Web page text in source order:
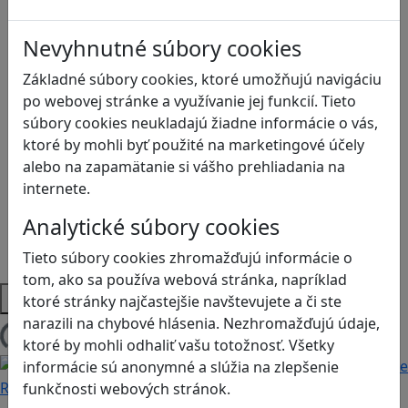
Nevyhnutné súbory cookies
Základné súbory cookies, ktoré umožňujú navigáciu
po webovej stránke a využívanie jej funkcií. Tieto
súbory cookies neukladajú žiadne informácie o vás,
ktoré by mohli byť použité na marketingové účely
alebo na zapamätanie si vášho prehliadania na
internete.
Analytické súbory cookies
Tieto súbory cookies zhromažďujú informácie o
tom, ako sa používa webová stránka, napríklad
ktoré stránky najčastejšie navštevujete a či ste
narazili na chybové hlásenia. Nezhromažďujú údaje,
ktoré by mohli odhaliť vašu totožnosť. Všetky
informácie sú anonymné a slúžia na zlepšenie
funkčnosti webových stránok.
Ekológia
Globálne vzdelávanie
Kreativita
Kritické myslenie
Kyberšikana
Logické myslenie
Ľudské práva a tolerancia
Motorika a koncentrácia
Programovanie/Technika
Sociálne zručnosti a kooperácia
Strategické myslenie
Zdravie a pohyb
Platformy
Načítam blogy
Recenzie